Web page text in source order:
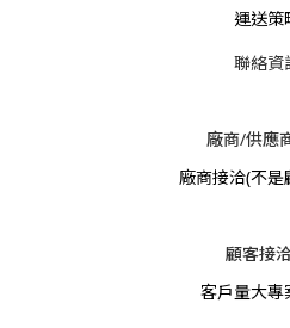
運送策
聯絡資
廠商/供應
廠商接洽(不是
顧客接
客戶量大專